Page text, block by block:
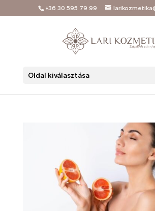
+36 30 595 79 99
Oldal kiválasztása